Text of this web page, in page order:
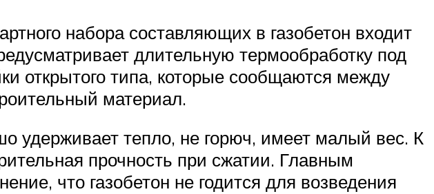
набора составляющих в газобетон входит
длительную термообработку под
открытого типа, которые сообщаются между
материал.
удерживает тепло, не горюч, имеет малый вес. К
прочность при сжатии. Главным
что газобетон не годится для возведения